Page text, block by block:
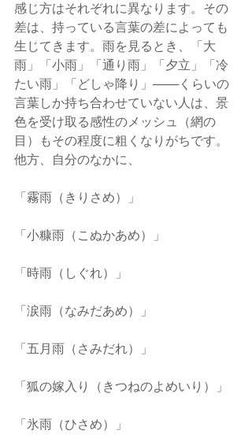
感じ方はそれぞれに異なります。その
差は、持っている言葉の差によっても
生じてきます。雨を見るとき、「大
雨」「小雨」「通り雨」「夕立」「冷
たい雨」「どしゃ降り」───くらいの
言葉しか持ち合わせていない人は、景
色を受け取る感性のメッシュ（網の
目）もその程度に粗くなりがちです。
他方、自分のなかに、
「霧雨（きりさめ）」
「小糠雨（こぬかあめ）」
「時雨（しぐれ）」
「涙雨（なみだあめ）」
「五月雨（さみだれ）」
「狐の嫁入り（きつねのよめいり）」
「氷雨（ひさめ）」